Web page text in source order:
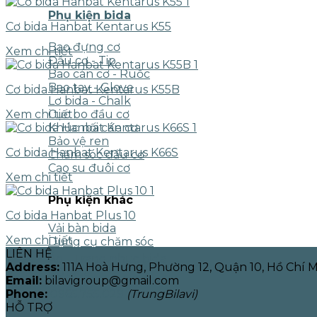
Phụ kiện bida
Bao đựng cơ
Đầu cơ - Tip
Bao cán cơ - Ruốc
Bao tay - Glove
Lơ bida - Chalk
Cục bo đầu cơ
Khúc nối cán cơ
Bảo vệ ren
Chăm sóc đầu cơ
Cao su đuôi cơ
Phụ kiện khác
Vải bàn bida
Dụng cụ chăm sóc
Áo - Trang phục bida
Bộ bida
Cơ bida Hanbat Kentarus K55
Xem chi tiết
Cơ bida Hanbat Kentarus K55B
Xem chi tiết
Cơ bida Hanbat Kentarus K66S
Xem chi tiết
Cơ bida Hanbat Plus 10
Xem chi tiết
LIÊN HỆ
Address: 111A Hoà Hưng, Phường 12, Quận 10, Hồ Chí
Email: bilavigroup@gmail.com
Phone:
(TrungBilavi)
HỖ TRỢ